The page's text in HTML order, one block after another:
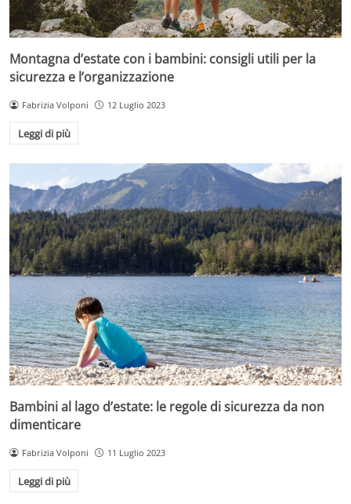
Montagna d’estate con i bambini: consigli utili per la
sicurezza e l’organizzazione
Fabrizia Volponi 12 Luglio 2023
Leggi di più
Bambini al lago d’estate: le regole di sicurezza da non
dimenticare
Fabrizia Volponi 11 Luglio 2023
Leggi di più